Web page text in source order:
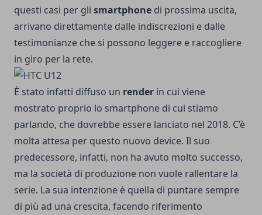
questi casi per gli smartphone di prossima uscita,
arrivano direttamente dalle indiscrezioni e dalle
testimonianze che si possono leggere e raccogliere
in giro per la rete.
È stato infatti diffuso un render in cui viene
mostrato proprio lo smartphone di cui stiamo
parlando, che dovrebbe essere lanciato nel 2018. C’è
molta attesa per questo nuovo device. Il suo
predecessore, infatti, non ha avuto molto successo,
ma la società di produzione non vuole rallentare la
serie. La sua intenzione è quella di puntare sempre
di più ad una crescita, facendo riferimento